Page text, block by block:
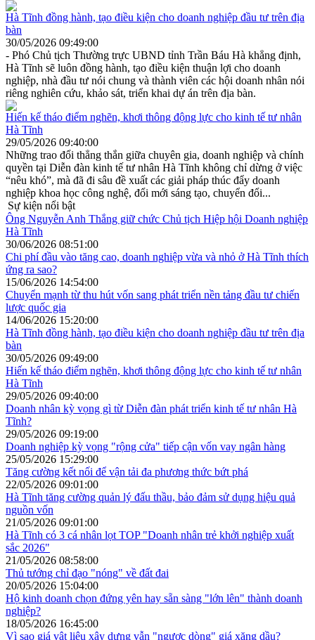
Hà Tĩnh đồng hành, tạo điều kiện cho doanh nghiệp đầu tư trên địa
bàn
30/05/2026 09:49:00
- Phó Chủ tịch Thường trực UBND tỉnh Trần Báu Hà khẳng định,
Hà Tĩnh sẽ luôn đồng hành, tạo điều kiện thuận lợi cho doanh
nghiệp, nhà đầu tư nói chung và thành viên các hội doanh nhân nói
riêng nghiên cứu, khảo sát, triển khai dự án trên địa bàn.
Hiến kế tháo điểm nghẽn, khơi thông động lực cho kinh tế tư nhân
Hà Tĩnh
29/05/2026 09:40:00
Những trao đổi thẳng thắn giữa chuyên gia, doanh nghiệp và chính
quyền tại Diễn đàn kinh tế tư nhân Hà Tĩnh không chỉ dừng ở việc
“nêu khó”, mà đã đi sâu đề xuất các giải pháp thúc đẩy doanh
nghiệp khoa học công nghệ, đổi mới sáng tạo, chuyển đổi...
Sự kiện nổi bật
Ông Nguyễn Anh Thắng giữ chức Chủ tịch Hiệp hội Doanh nghiệp
Hà Tĩnh
30/06/2026 08:51:00
Chi phí đầu vào tăng cao, doanh nghiệp vừa và nhỏ ở Hà Tĩnh thích
ứng ra sao?
15/06/2026 14:54:00
Chuyển mạnh từ thu hút vốn sang phát triển nền tảng đầu tư chiến
lược quốc gia
14/06/2026 15:20:00
Hà Tĩnh đồng hành, tạo điều kiện cho doanh nghiệp đầu tư trên địa
bàn
30/05/2026 09:49:00
Hiến kế tháo điểm nghẽn, khơi thông động lực cho kinh tế tư nhân
Hà Tĩnh
29/05/2026 09:40:00
Doanh nhân kỳ vọng gì từ Diễn đàn phát triển kinh tế tư nhân Hà
Tĩnh?
29/05/2026 09:19:00
Doanh nghiệp kỳ vọng "rộng cửa" tiếp cận vốn vay ngân hàng
25/05/2026 15:29:00
Tăng cường kết nối để vận tải đa phương thức bứt phá
22/05/2026 09:01:00
Hà Tĩnh tăng cường quản lý đấu thầu, bảo đảm sử dụng hiệu quả
nguồn vốn
21/05/2026 09:01:00
Hà Tĩnh có 3 cá nhân lọt TOP "Doanh nhân trẻ khởi nghiệp xuất
sắc 2026"
21/05/2026 08:58:00
Thủ tướng chỉ đạo "nóng" về đất đai
20/05/2026 15:04:00
Hộ kinh doanh chọn đứng yên hay sẵn sàng "lớn lên" thành doanh
nghiệp?
18/05/2026 16:45:00
Vì sao giá vật liệu xây dựng vẫn "ngược dòng" giá xăng dầu?